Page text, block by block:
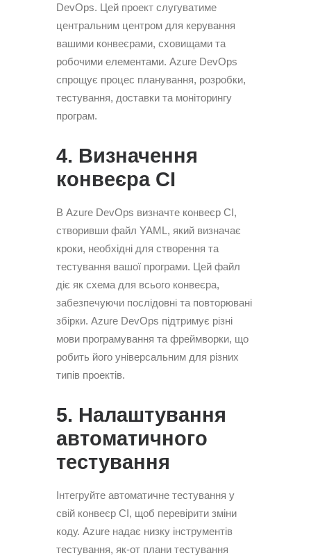
DevOps. Цей проект слугуватиме
центральним центром для керування
вашими конвеєрами, сховищами та
робочими елементами. Azure DevOps
спрощує процес планування, розробки,
тестування, доставки та моніторингу
програм.
4. Визначення
конвеєра CI
В Azure DevOps визначте конвеєр CI,
створивши файл YAML, який визначає
кроки, необхідні для створення та
тестування вашої програми. Цей файл
діє як схема для всього конвеєра,
забезпечуючи послідовні та повторювані
збірки. Azure DevOps підтримує різні
мови програмування та фреймворки, що
робить його універсальним для різних
типів проектів.
5. Налаштування
автоматичного
тестування
Інтегруйте автоматичне тестування у
свій конвеєр CI, щоб перевірити зміни
коду. Azure надає низку інструментів
тестування, як-от плани тестування